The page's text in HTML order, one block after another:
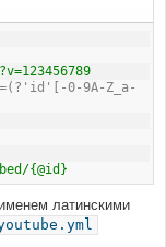
0-9A-Z_a-
{@id}
латинскими